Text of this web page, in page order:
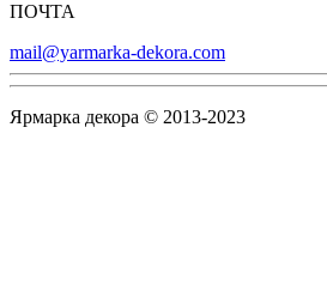
ПОЧТА
mail@yarmarka-dekora.com
Ярмарка декора © 2013-2023